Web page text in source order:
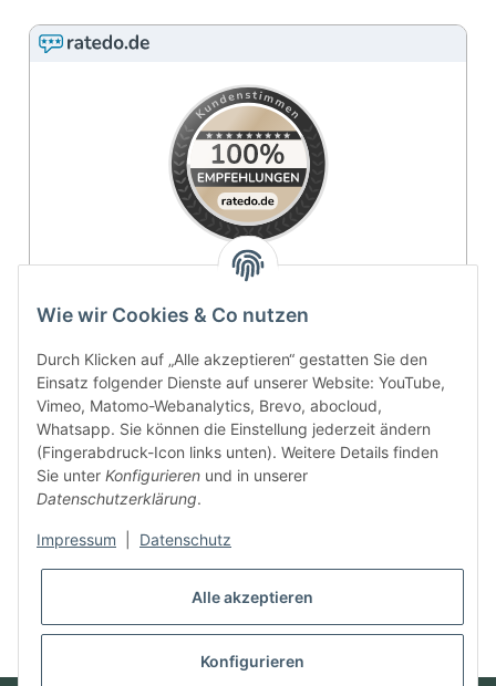
4.9 / 5
SEHR GUT
100% Empfehlungsrate
Durchschnitt aus 11 Bewertungen
Bewertungen ansehen
Wie wir Cookies & Co nutzen
Durch Klicken auf „Alle akzeptieren“ gestatten Sie den
Einsatz folgender Dienste auf unserer Website: YouTube,
Vimeo, Matomo-Webanalytics, Brevo, abocloud,
Whatsapp. Sie können die Einstellung jederzeit ändern
(Fingerabdruck-Icon links unten). Weitere Details finden
Sie unter Konfigurieren und in unserer
Datenschutzerklärung.
Impressum Datenschutz
Alle akzeptieren
Konfigurieren